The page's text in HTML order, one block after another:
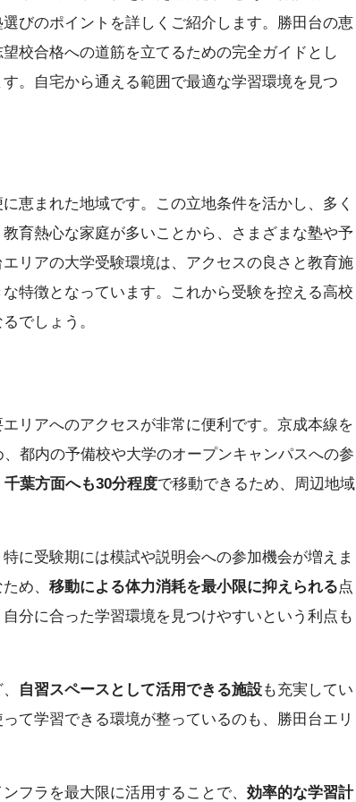
びのポイントを詳しくご紹介します。勝田台の恵
校合格への道筋を立てるための完全ガイドとし
。自宅から通える範囲で最適な学習環境を見つ
恵まれた地域です。この立地条件を活かし、多く
育熱心な家庭が多いことから、さまざまな塾や予
リアの大学受験環境は、アクセスの良さと教育施
特徴となっています。これから受験を控える高校
でしょう。
リアへのアクセスが非常に便利です。京成本線を
都内の予備校や大学のオープンキャンパスへの参
千葉方面へも30分程度で移動できるため、周辺地域
に受験期には模試や説明会への参加機会が増えま
め、 移動による体力消耗を最小限に抑えられる点
分に合った学習環境を見つけやすいという利点も
自習スペースとして活用できる施設も充実してい
て学習できる環境が整っているのも、勝田台エリ
フラを最大限に活用することで、 効率的な学習計